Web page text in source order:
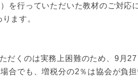
を行っていただいた教材のご対応
ます。
だくのは実務上困難のため、9月
合でも、増税分の2％は協会が負担